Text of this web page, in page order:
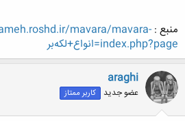
منبع :mavara/mavara-
index.php?page=انواع+لکه‌بر
araghi
عضو جدید کاربر ممتاز